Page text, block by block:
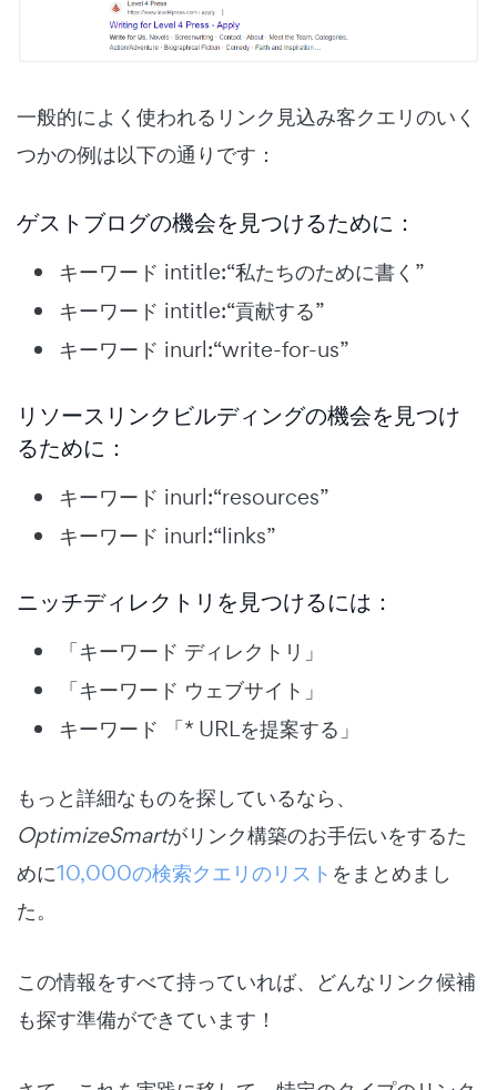
一般的によく使われるリンク見込み客クエリのいく
つかの例は以下の通りです：
ゲストブログの機会を見つけるために：
キーワード intitle:“私たちのために書く”
キーワード intitle:“貢献する”
キーワード inurl:“write-for-us”
リソースリンクビルディングの機会を見つけ
るために：
キーワード inurl:“resources”
キーワード inurl:“links”
ニッチディレクトリを見つけるには：
「キーワード ディレクトリ」
「キーワード ウェブサイト」
キーワード 「* URLを提案する」
もっと詳細なものを探しているなら、
OptimizeSmartがリンク構築のお手伝いをするた
めに10,000の検索クエリのリスト をまとめまし
た。
この情報をすべて持っていれば、どんなリンク候補
も探す準備ができています！